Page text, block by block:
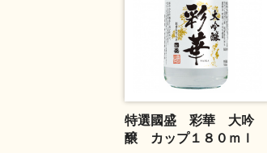
特選國盛 彩華 大吟
醸 カップ１８０ｍｌ